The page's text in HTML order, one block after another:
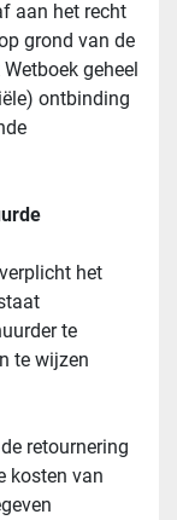
aan het recht
grond van de
geheel
ontbinding
het
te
te wijzen
retournering
kosten van